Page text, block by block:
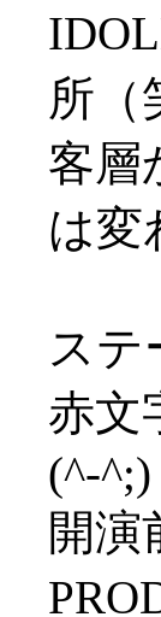
所（
客層
は変
ス
赤文
(^-^;)
開演